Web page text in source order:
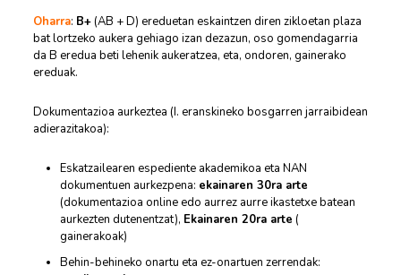
Oharra: B+(AB + D) ereduetan eskaintzen diren zikloetan plaza
bat lortzeko aukera gehiago izan dezazun, oso gomendagarria
da B eredua beti lehenik aukeratzea, eta, ondoren, gainerako
ereduak.
Dokumentazioa aurkeztea (I. eranskineko bosgarren jarraibidean
adierazitakoa):
Eskatzailearen espediente akademikoa eta NAN
dokumentuen aurkezpena: ekainaren 30ra arte
(dokumentazioa online edo aurrez aurre ikastetxe batean
aurkezten dutenentzat), Ekainaren 20ra arte (
gainerakoak)
Behin-behineko onartu eta ez-onartuen zerrendak: